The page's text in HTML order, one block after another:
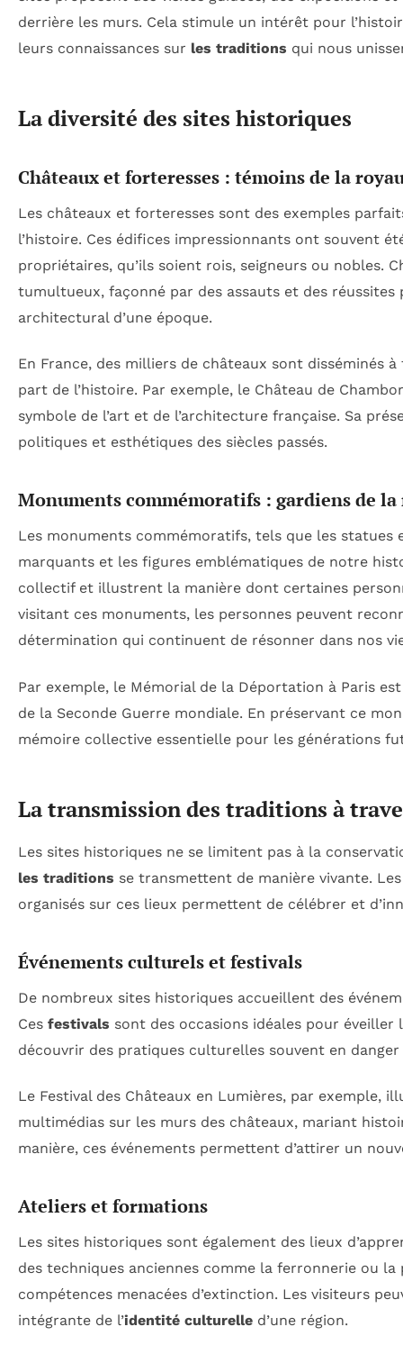
derrière les murs. Cela stimule un intérêt pour
leurs connaissances sur les traditions qui nous
La diversité des sites historiques
Châteaux et forteresses : témoins de la
Les châteaux et forteresses sont des exemples
l’histoire. Ces édifices impressionnants ont souvent
propriétaires, qu’ils soient rois, seigneurs ou nobles.
tumultueux, façonné par des assauts et des
architectural d’une époque.
En France, des milliers de châteaux sont disséminés
part de l’histoire. Par exemple, le Château de
symbole de l’art et de l’architecture française. Sa
politiques et esthétiques des siècles passés.
Monuments commémoratifs : gardiens de
Les monuments commémoratifs, tels que les statues
marquants et les figures emblématiques de notre
collectif et illustrent la manière dont certaines
visitant ces monuments, les personnes peuvent
détermination qui continuent de résonner dans nos
Par exemple, le Mémorial de la Déportation à Paris
de la Seconde Guerre mondiale. En préservant ce
mémoire collective essentielle pour les générations
La transmission des traditions à
Les sites historiques ne se limitent pas à la
les traditions se transmettent de manière vivante.
organisés sur ces lieux permettent de célébrer et
Événements culturels et festivals
De nombreux sites historiques accueillent des
Ces festivals sont des occasions idéales pour
découvrir des pratiques culturelles souvent en danger
Le Festival des Châteaux en Lumières, par exemple,
multimédias sur les murs des châteaux, mariant
manière, ces événements permettent d’attirer un
Ateliers et formations
Les sites historiques sont également des lieux
des techniques anciennes comme la ferronnerie ou
compétences menacées d’extinction. Les visiteurs
intégrante de l’identité culturelle d’une région.